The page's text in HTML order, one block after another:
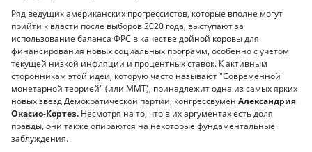
Ряд ведущих американских прогрессистов, которые вполне могут
прийти к власти после выборов 2020 года, выступают за
использование баланса ФРС в качестве дойной коровы для
финансирования новых социальных программ, особенно с учетом
текущей низкой инфляции и процентных ставок. К активным
сторонникам этой идеи, которую часто называют "Современной
монетарной теорией" (или MMT), принадлежит одна из самых ярких
новых звезд Демократической партии, конгрессвумен Александрия
Окасио-Кортез. Несмотря на то, что в их аргументах есть доля
правды, они также опираются на некоторые фундаментальные
заблуждения.